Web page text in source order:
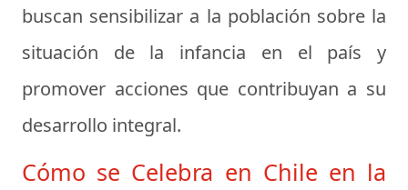
buscan sensibilizar a la población sobre la
situación de la infancia en el país y
promover acciones que contribuyan a su
desarrollo integral.
Cómo se Celebra en Chile en la